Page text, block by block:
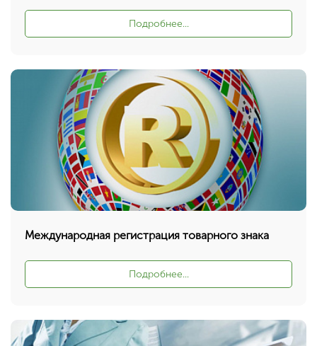
Подробнее...
Международная регистрация товарного знака
Подробнее...